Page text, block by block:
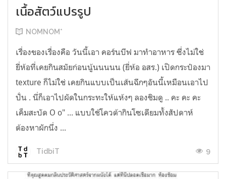
เนื้อสัตว์แปรรูป
NOMNOM*
เรื่องของเรื่องคือ วันนี้เอา คอร์นบีฟ มาทำอาหาร ซึ่งไม่ใช่
ยี่ห้อที่เคยกินสมัยก่อนนู้นนนนน (ยี่ห้อ อสร.) เปิดกระป๋องมา
texture ก็ไม่ใช่ เคยกินแบบเป็นเส้นฉีกๆอันนี้เหมือนเอาไป
ปั่น . นี่ก็เอาไปผัดในกระทะให้แห้งๆ ลองชิมดู .. คะ คะ คะ
เค็มสะบัด O o" ... แบบใช้โควต้ากินโซเดียมทั้งสัปดาห์
ต้องหาผักนึ่ง ...
TidbiT 9